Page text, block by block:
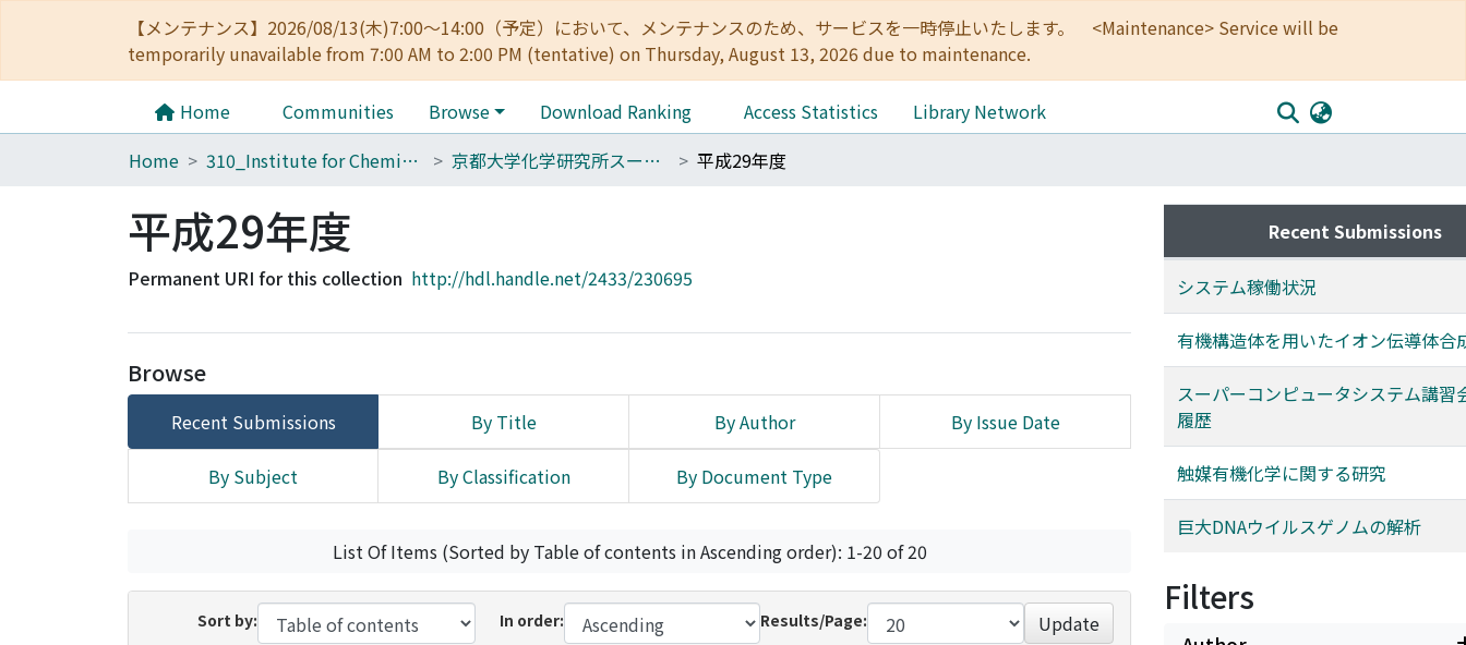
【メンテナンス】2026/08/13(木)7:00～14:00（予定）において、メンテナンスのため、サービスを一時停止いたします。 <Maintenance> Service will be
temporarily unavailable from 7:00 AM to 2:00 PM (tentative) on Thursday, August 13, 2026 due to maintenance.
Home Communities Browse Download Ranking Access Statistics
Library Network
Home
310_Institute for Chemical Research 京都大学化学研究所スーパーコンピュータシステム研究成果報告書 平成29年度
平成29年度
Permanent URI for this collection http://hdl.handle.net/2433/230695
Browse
Recent Submissions By Title By Author By Issue Date
By Subject By Classification By Document Type
List Of Items (Sorted by Table of contents in Ascending order): 1-20 of 20
Sort by: In order: Results/Page: Update
Recent Submissions
システム稼働状況
有機構造体を用いたイオン伝導体合
スーパーコンピュータシステム講習
履歴
触媒有機化学に関する研究
巨大DNAウイルスゲノムの解析
Filters